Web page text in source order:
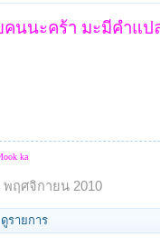
นนะคร้า มะมีคำแป
ka
พฤศจิกายน 2010
ดูรายการ